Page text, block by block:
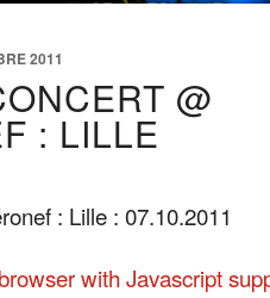
2011
@
: LILLE
: Lille : 07.10.2011
with Javascript